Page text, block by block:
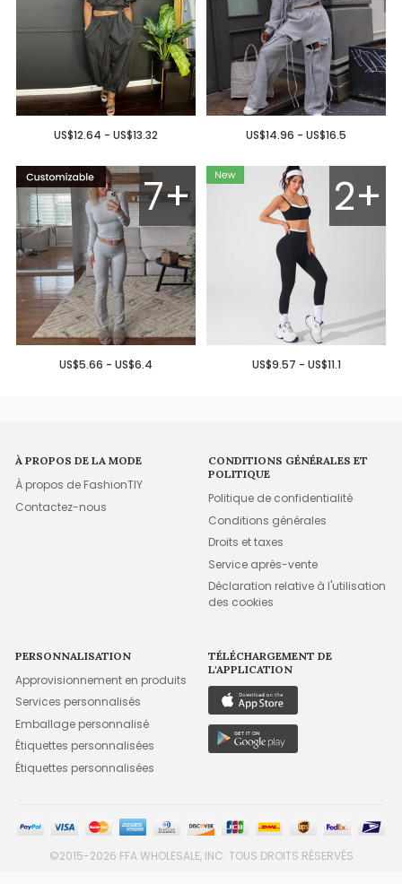
US$12.64 - US$13.32 US$14.96 - US$16.5
7+
US$5.66 - US$6.4
2+
US$9.57 - US$11.1
À PROPOS DE LA MODE
À propos de FashionTIY
Contactez-nous
CONDITIONS GÉNÉRALES ET
POLITIQUE
Politique de confidentialité
Conditions générales
Droits et taxes
Service après-vente
Déclaration relative à l'utilisation
des cookies
PERSONNALISATION
Approvisionnement en produits
Services personnalisés
Emballage personnalisé
Étiquettes personnalisées
Étiquettes personnalisées
TÉLÉCHARGEMENT DE
L'APPLICATION
©2015-2026 FFA WHOLESALE, INC. TOUS DROITS RÉSERVÉS